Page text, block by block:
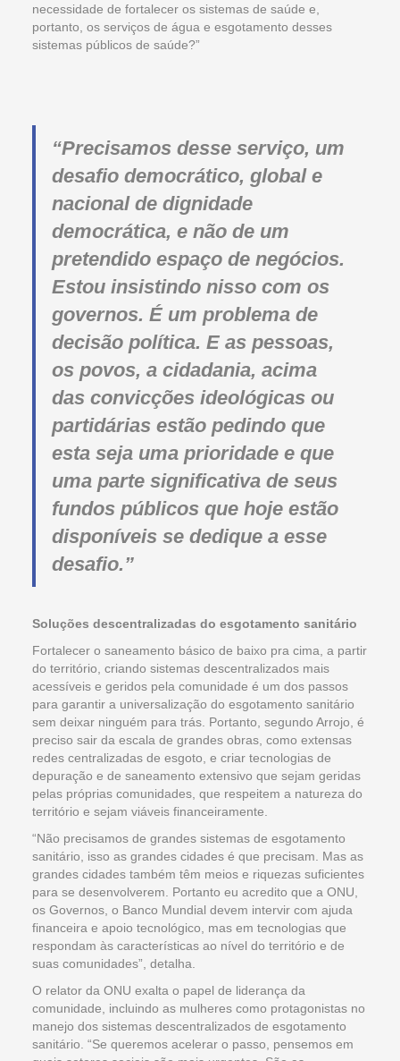
necessidade de fortalecer os sistemas de saúde e,
portanto, os serviços de água e esgotamento desses
sistemas públicos de saúde?”
“Precisamos desse serviço, um
desafio democrático, global e
nacional de dignidade
democrática, e não de um
pretendido espaço de negócios.
Estou insistindo nisso com os
governos. É um problema de
decisão política. E as pessoas,
os povos, a cidadania, acima
das convicções ideológicas ou
partidárias estão pedindo que
esta seja uma prioridade e que
uma parte significativa de seus
fundos públicos que hoje estão
disponíveis se dedique a esse
desafio.”
Soluções descentralizadas do esgotamento sanitário
Fortalecer o saneamento básico de baixo pra cima, a partir
do território, criando sistemas descentralizados mais
acessíveis e geridos pela comunidade é um dos passos
para garantir a universalização do esgotamento sanitário
sem deixar ninguém para trás. Portanto, segundo Arrojo, é
preciso sair da escala de grandes obras, como extensas
redes centralizadas de esgoto, e criar tecnologias de
depuração e de saneamento extensivo que sejam geridas
pelas próprias comunidades, que respeitem a natureza do
território e sejam viáveis financeiramente.
“Não precisamos de grandes sistemas de esgotamento
sanitário, isso as grandes cidades é que precisam. Mas as
grandes cidades também têm meios e riquezas suficientes
para se desenvolverem. Portanto eu acredito que a ONU,
os Governos, o Banco Mundial devem intervir com ajuda
financeira e apoio tecnológico, mas em tecnologias que
respondam às características ao nível do território e de
suas comunidades”, detalha.
O relator da ONU exalta o papel de liderança da
comunidade, incluindo as mulheres como protagonistas no
manejo dos sistemas descentralizados de esgotamento
sanitário. “Se queremos acelerar o passo, pensemos em